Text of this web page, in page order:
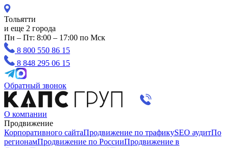
Тольятти
и еще 2 города
Пн – Пт: 8:00 – 17:00 по Мск
8 800 550 86 15
8 848 295 06 15
Обратный звонок
О компании
Продвижение
Корпоративного сайтаПродвижение по трафикуSEO аудитПо
регионамПродвижение по РоссииПродвижение в